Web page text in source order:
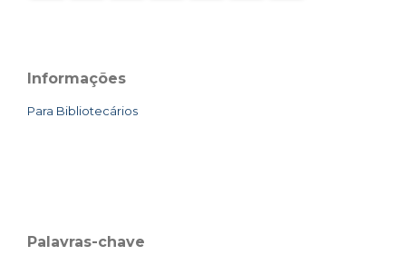
Informações
Para Bibliotecários
Palavras-chave